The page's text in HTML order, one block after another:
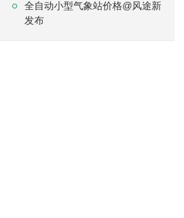
全自动小型气象站价格@风途新
发布